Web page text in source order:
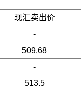
现汇卖出价
-
509.68
-
513.5